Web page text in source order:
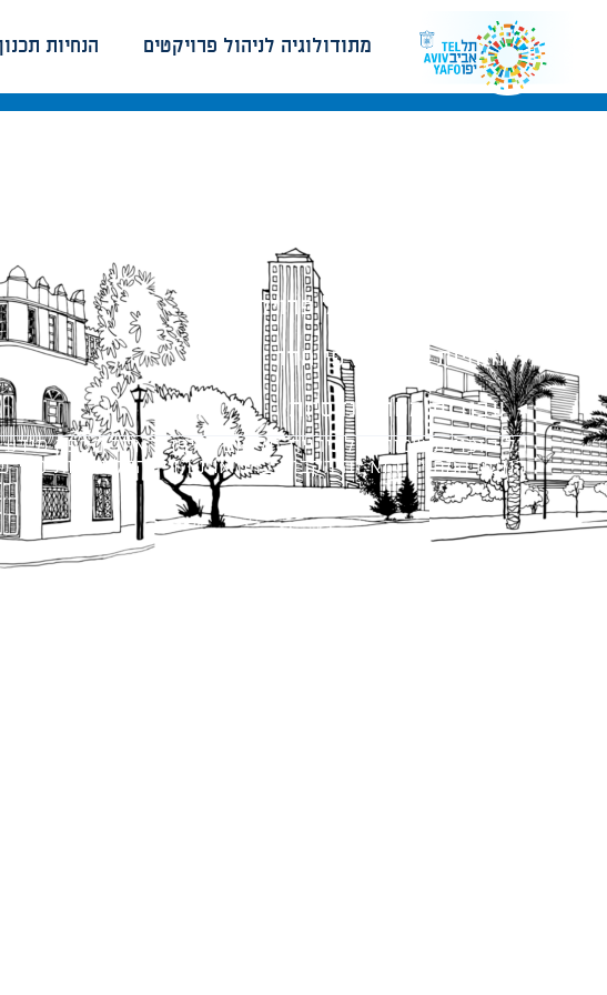
הנחיות מתודולוגיה לניהול פרויקטים
עבודות מטה הנדסיות
הנחיות תכנון ודפי חדר
מתודולוגיה לניהול פרויקטים
כל הזכויות שמורות לעיריית תל-אביב-יפו. האתר מספק מידע
הנוסח המחייב הוא זה הקבוע בהוראות הדין הרלוונטיות